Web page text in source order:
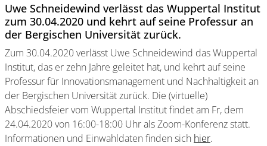
Uwe Schneidewind verlässt das Wuppertal Institut
zum 30.04.2020 und kehrt auf seine Professur an
der Bergischen Universität zurück.
Zum 30.04.2020 verlässt Uwe Schneidewind das Wuppertal
Institut, das er zehn Jahre geleitet hat, und kehrt auf seine
Professur für Innovationsmanagement und Nachhaltigkeit an
der Bergischen Universität zurück. Die (virtuelle)
Abschiedsfeier vom Wuppertal Institut findet am Fr, dem
24.04.2020 von 16:00-18:00 Uhr als Zoom-Konferenz statt.
Informationen und Einwahldaten finden sich hier.